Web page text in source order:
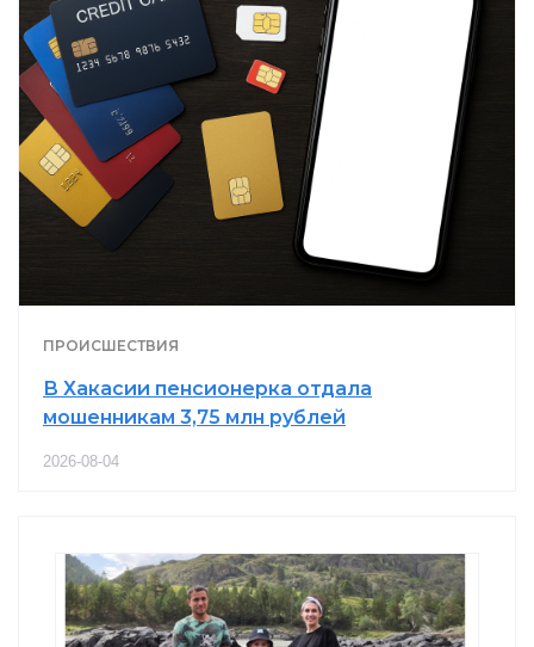
ПРОИСШЕСТВИЯ
В Хакасии пенсионерка отдала
мошенникам 3,75 млн рублей
2026-08-04